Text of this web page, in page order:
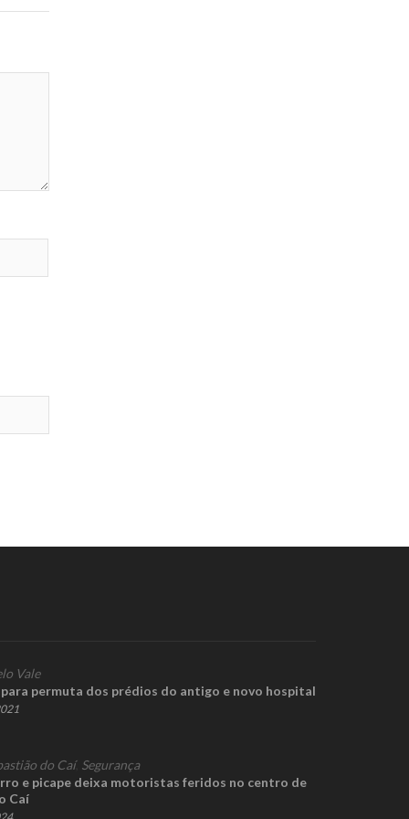
Vale
permuta dos prédios do antigo e novo hospital
do Caí, Segurança
e picape deixa motoristas feridos no centro de
Caí